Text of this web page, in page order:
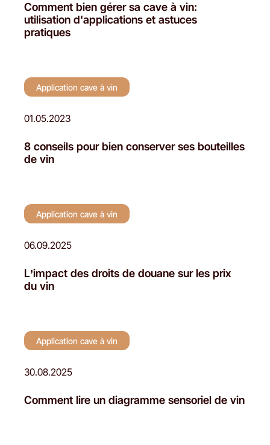
Comment bien gérer sa cave à vin:
utilisation d'applications et astuces
pratiques
Application cave à vin
01.05.2023
8 conseils pour bien conserver ses bouteilles
de vin
Application cave à vin
06.09.2025
L’impact des droits de douane sur les prix
du vin
Application cave à vin
30.08.2025
Comment lire un diagramme sensoriel de vin